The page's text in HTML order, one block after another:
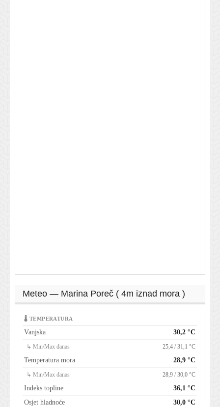
Meteo — Marina Poreč ( 4m iznad mora )
🌡 TEMPERATURA
Vanjska 30,2 °C
↳ Min/Max danas 25,4 / 31,1 °C
Temperatura mora 28,9 °C
↳ Min/Max danas 28,9 / 30,0 °C
Indeks topline
36,1 °C
Osjet hladnoće
30,0 °C